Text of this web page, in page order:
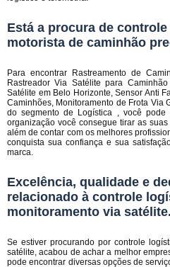
Está a procura de
motorista de caminhão
Para encontrar Rastreamento de
Rastreador Via Satélite para
Satélite em Belo Horizonte, Sensor Anti
Caminhões, Monitoramento de Frota Via
do segmento de Logística , você
organização você consegue tirar as
além de contar com os melhores
conquista sua confiança e sua
marca.
Excelência, qualidade e
relacionado à controle
monitoramento via satélite.
Se estiver procurando por controle
satélite, acabou de achar a melhor
pode encontrar diversas opções de